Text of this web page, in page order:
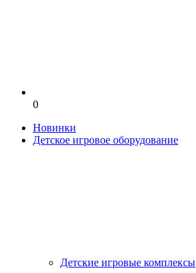
0
Новинки
Детское игровое оборудование
Детские игровые комплексы